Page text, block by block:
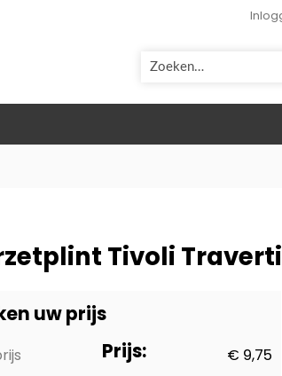
Tivoli
uw prijs
Prijs: € 9,75